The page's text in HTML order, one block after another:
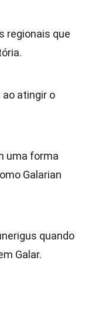
regionais que
ao atingir o
uma forma
Galarian
quando
Galar.